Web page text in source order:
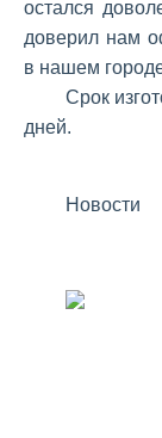
остался
доверил нам
в нашем
Срок
дней.
Новости